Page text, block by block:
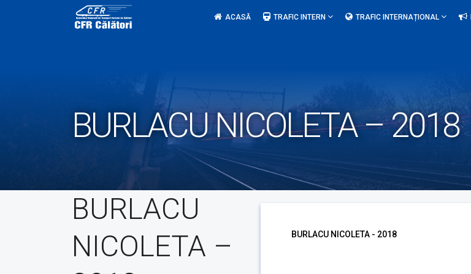
ACASĂ TRAFIC INTERN TRAFIC INTERNAȚIONAL
BURLACU NICOLETA – 2018
BURLACU
NICOLETA –
BURLACU NICOLETA - 2018